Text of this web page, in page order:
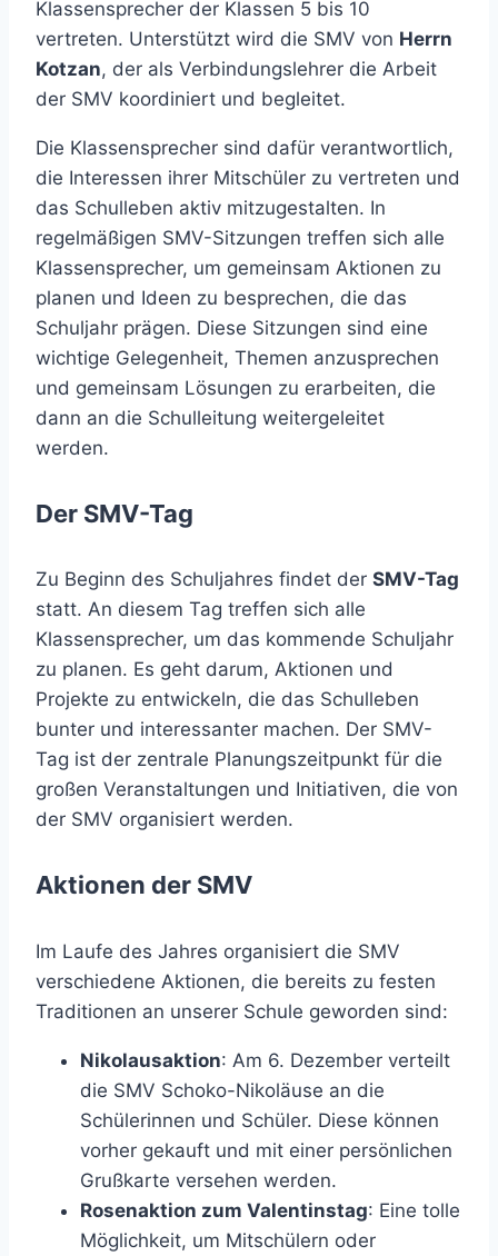
Klassensprecher der Klassen 5 bis 10
vertreten. Unterstützt wird die SMV von Herrn
Kotzan, der als Verbindungslehrer die Arbeit
der SMV koordiniert und begleitet.
Die Klassensprecher sind dafür verantwortlich,
die Interessen ihrer Mitschüler zu vertreten und
das Schulleben aktiv mitzugestalten. In
regelmäßigen SMV-Sitzungen treffen sich alle
Klassensprecher, um gemeinsam Aktionen zu
planen und Ideen zu besprechen, die das
Schuljahr prägen. Diese Sitzungen sind eine
wichtige Gelegenheit, Themen anzusprechen
und gemeinsam Lösungen zu erarbeiten, die
dann an die Schulleitung weitergeleitet
werden.
Der SMV-Tag
Zu Beginn des Schuljahres findet der SMV-Tag
statt. An diesem Tag treffen sich alle
Klassensprecher, um das kommende Schuljahr
zu planen. Es geht darum, Aktionen und
Projekte zu entwickeln, die das Schulleben
bunter und interessanter machen. Der SMV-
Tag ist der zentrale Planungszeitpunkt für die
großen Veranstaltungen und Initiativen, die von
der SMV organisiert werden.
Aktionen der SMV
Im Laufe des Jahres organisiert die SMV
verschiedene Aktionen, die bereits zu festen
Traditionen an unserer Schule geworden sind:
Nikolausaktion: Am 6. Dezember verteilt
die SMV Schoko-Nikoläuse an die
Schülerinnen und Schüler. Diese können
vorher gekauft und mit einer persönlichen
Grußkarte versehen werden.
Rosenaktion zum Valentinstag: Eine tolle
Möglichkeit, um Mitschülern oder